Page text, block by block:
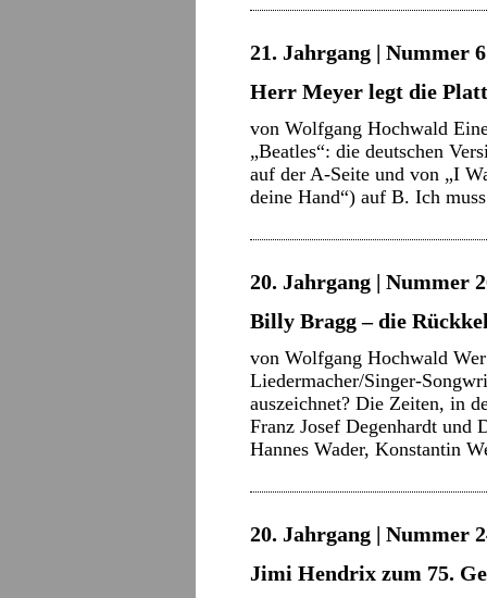
21. Jahrgang | Nummer
Herr Meyer legt die
von Wolfgang Hochwald
„Beatles“: die deutschen
auf der A-Seite und von „I
deine Hand“) auf B. Ich
20. Jahrgang | Nummer
Billy Bragg – die
von Wolfgang Hochwald
Liedermacher/Singer-
auszeichnet? Die Zeiten, in
Franz Josef Degenhardt
Hannes Wader, Konstantin
20. Jahrgang | Nummer
Jimi Hendrix zum 75.